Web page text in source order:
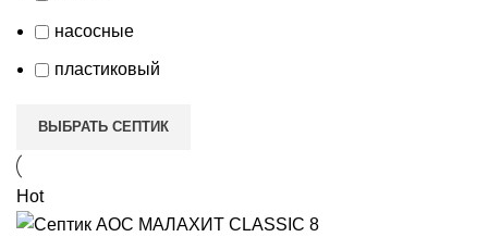
насосные
пластиковый
ВЫБРАТЬ СЕПТИК
Hot